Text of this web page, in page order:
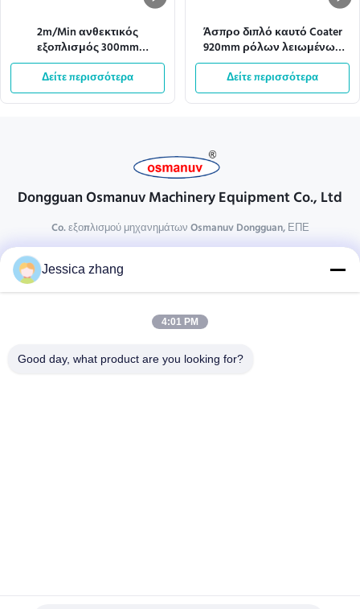
2m/Min ανθεκτικός
εξοπλισμός 300mm
επιστρώματος κυλίνδρων
μήκος κατεργασίας
Δείτε περισσότερα
Άσπρο διπλό καυτό Coater
920mm ρόλων λειωμένων
μετάλλων εναλλασσόμενου
ρεύματος 110v πλάτος
Effecive
Δείτε περισσότερα
Dongguan Osmanuv Machinery Equipment Co., Ltd
Co. εξοπλισμού μηχανημάτων Osmanuv Dongguan, ΕΠΕ
28 δεύτερος ο βιομηχανικός, wei Liu chong, Wanjiang,
DongGuan, Guangdong, Κίνα
osmanuv@hotmail.com
Jessica zhang
4:01 PM
Good day, what product are you looking for?